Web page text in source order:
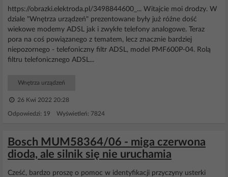
https://obrazki.elektroda.pl/3498844600_... Witajcie moi drodzy. W
dziale "Wnętrza urządzeń" prezentowane były już różne dość
wiekowe modemy ADSL jak i zwykłe telefony analogowe. Teraz
pora na coś powiązanego z tematem, lecz znacznie bardziej
niepozornego - telefoniczny filtr ADSL, model PMF600P-04. Rolą
filtru telefonicznego ADSL...
Wnętrza urządzeń
26 Kwi 2022 20:28
Odpowiedzi: 19 Wyświetleń: 7824
Bosch MUM58364/06 - miga czerwona
dioda, ale silnik się nie uruchamia
Cześć, bardzo proszę o pomoc w identyfikacji przyczyny usterki